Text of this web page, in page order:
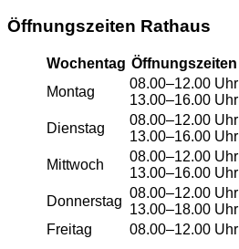
Öffnungszeiten Rathaus
Wochentag Öffnungszeiten
Montag
08.00–12.00 Uhr
13.00–16.00 Uhr
Dienstag
08.00–12.00 Uhr
13.00–16.00 Uhr
Mittwoch
08.00–12.00 Uhr
13.00–16.00 Uhr
Donnerstag
08.00–12.00 Uhr
13.00–18.00 Uhr
Freitag
08.00–12.00 Uhr